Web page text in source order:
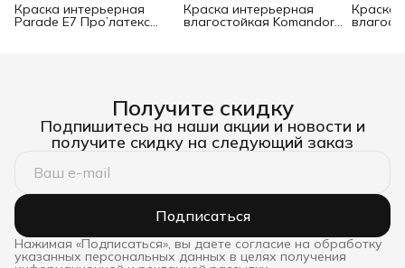
Краска интерьерная
Parade E7 Про’латекс
Краска интерьерная
влагостойкая Komandor
Краска
Получите скидку
Подпишитесь на наши акции и новости и
получите скидку на следующий заказ
Подписаться
Нажимая «Подписаться», вы даете согласие на обработку
указанных персональных данных в целях получения